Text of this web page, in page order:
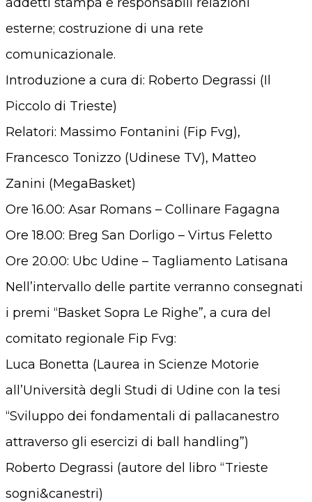
esterne; costruzione di una rete
comunicazionale.
Introduzione a cura di: Roberto Degrassi (Il
Piccolo di Trieste)
Relatori: Massimo Fontanini (Fip Fvg),
Francesco Tonizzo (Udinese TV), Matteo
Zanini (MegaBasket)
Ore 16.00: Asar Romans – Collinare Fagagna
Ore 18.00: Breg San Dorligo – Virtus Feletto
Ore 20.00: Ubc Udine – Tagliamento Latisana
Nell’intervallo delle partite verranno consegnati
i premi “Basket Sopra Le Righe”, a cura del
comitato regionale Fip Fvg:
Luca Bonetta (Laurea in Scienze Motorie
all’Università degli Studi di Udine con la tesi
“Sviluppo dei fondamentali di pallacanestro
attraverso gli esercizi di ball handling”)
Roberto Degrassi (autore del libro “Trieste
sogni&canestri)